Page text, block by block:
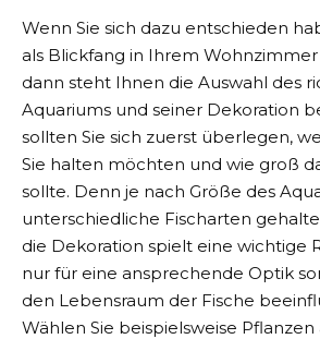
Wenn Sie sich dazu entschieden
als Blickfang in Ihrem
dann steht Ihnen die Auswahl des
Aquariums und seiner Dekoration
sollten Sie sich zuerst überlegen,
Sie halten möchten und wie groß
sollte. Denn je nach Größe des
unterschiedliche Fischarten
die Dekoration spielt eine wichtige
nur für eine ansprechende Optik
den Lebensraum der Fische
Wählen Sie beispielsweise Pflanzen